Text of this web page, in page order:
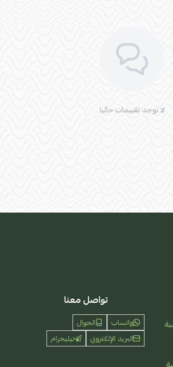
لا توجد تقييمات حاليا
تواصل معنا
واتساب
الجوال
البريد الإلكتروني
تيليجرام